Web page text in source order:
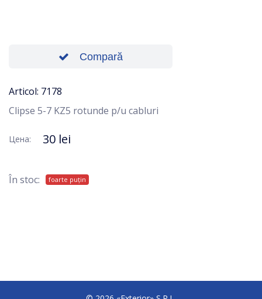
Compară
Articol: 7178
Clipse 5-7 KZ5 rotunde p/u cabluri
Цена: 30 lei
În stoc: foarte puțin